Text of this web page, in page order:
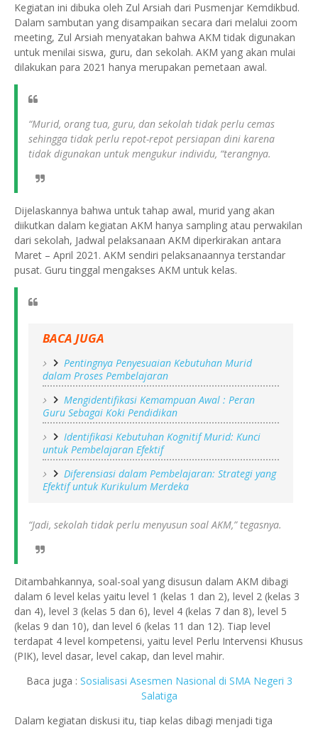
Kegiatan ini dibuka oleh Zul Arsiah dari Pusmenjar Kemdikbud.
Dalam sambutan yang disampaikan secara dari melalui zoom
meeting, Zul Arsiah menyatakan bahwa AKM tidak digunakan
untuk menilai siswa, guru, dan sekolah. AKM yang akan mulai
dilakukan para 2021 hanya merupakan pemetaan awal.
“Murid, orang tua, guru, dan sekolah tidak perlu cemas
sehingga tidak perlu repot-repot persiapan dini karena
tidak digunakan untuk mengukur individu, “terangnya.
Dijelaskannya bahwa untuk tahap awal, murid yang akan
diikutkan dalam kegiatan AKM hanya sampling atau perwakilan
dari sekolah, Jadwal pelaksanaan AKM diperkirakan antara
Maret – April 2021. AKM sendiri pelaksanaannya terstandar
pusat. Guru tinggal mengakses AKM untuk kelas.
BACA JUGA
Pentingnya Penyesuaian Kebutuhan Murid
dalam Proses Pembelajaran
Mengidentifikasi Kemampuan Awal : Peran
Guru Sebagai Koki Pendidikan
Identifikasi Kebutuhan Kognitif Murid: Kunci
untuk Pembelajaran Efektif
Diferensiasi dalam Pembelajaran: Strategi yang
Efektif untuk Kurikulum Merdeka
“Jadi, sekolah tidak perlu menyusun soal AKM,” tegasnya.
Ditambahkannya, soal-soal yang disusun dalam AKM dibagi
dalam 6 level kelas yaitu level 1 (kelas 1 dan 2), level 2 (kelas 3
dan 4), level 3 (kelas 5 dan 6), level 4 (kelas 7 dan 8), level 5
(kelas 9 dan 10), dan level 6 (kelas 11 dan 12). Tiap level
terdapat 4 level kompetensi, yaitu level Perlu Intervensi Khusus
(PIK), level dasar, level cakap, dan level mahir.
Baca juga : Sosialisasi Asesmen Nasional di SMA Negeri 3
Salatiga
Dalam kegiatan diskusi itu, tiap kelas dibagi menjadi tiga